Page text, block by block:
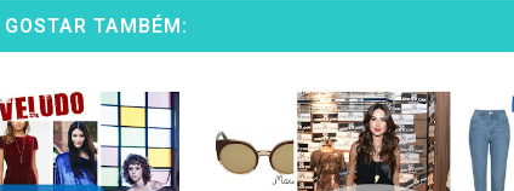
TAMBÉM: